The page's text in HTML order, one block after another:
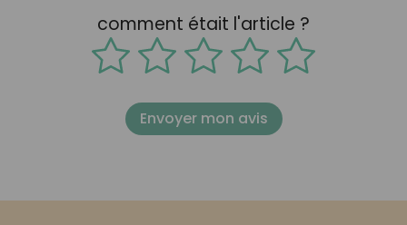
comment était l'article ?
Envoyer mon avis